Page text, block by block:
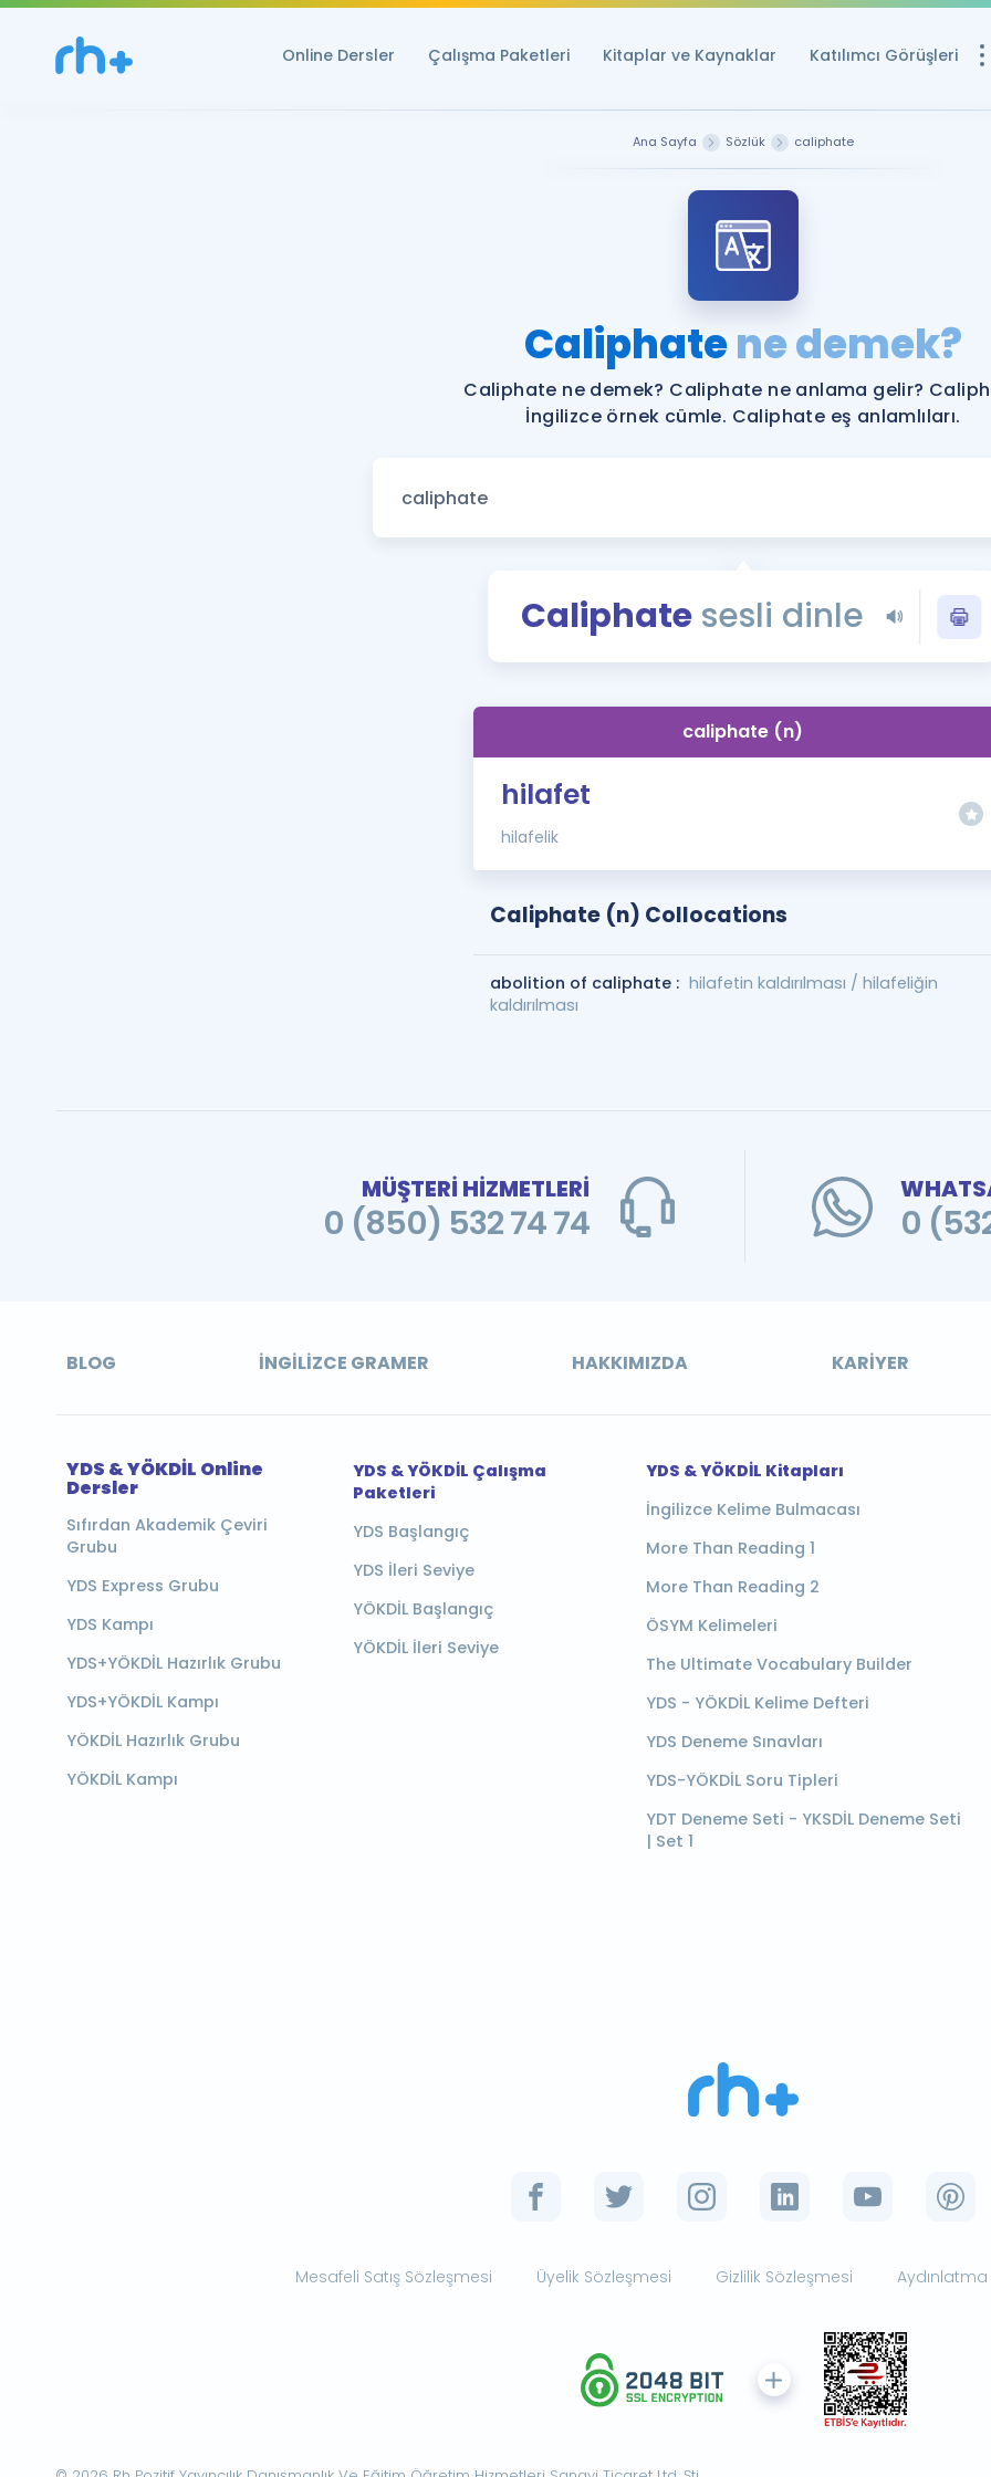
Online Dersler Çalışma Paketleri Kitaplar ve Kaynaklar Katılımcı Görüşleri
YDS ve YÖKDİL
YDS ve YÖKDİL'e
Tüm ÖSYM
YDS - YÖKDİL
İngilizce Gramer
Ana Sayfa Sözlük caliphate
Caliphatene demek?
Caliphate ne demek? Caliphate ne anlama gelir?
İngilizce örnek cümle. Caliphate eş anlamlıları.
Caliphate sesli dinle
caliphate (n)
hilafet
hilafelik
Caliphate (n) Collocations
abolition of caliphate : hilafetin kaldırılması / hilafeliğin
kaldırılması
MÜŞTERİ HİZMETLERİ
0 (850) 532 74 74 0
BLOG İNGILIZCE GRAMER HAKKIMIZDA KARIYER
YDS & YÖKDİL Online
Dersler
Sıfırdan Akademik Çeviri
Grubu
YDS Express Grubu
YDS Kampı
YDS+YÖKDİL Hazırlık Grubu
YDS+YÖKDİL Kampı
YÖKDİL Hazırlık Grubu
YÖKDİL Kampı
YDS & YÖKDİL Çalışma
Paketleri
YDS Başlangıç
YDS İleri Seviye
YÖKDİL Başlangıç
YÖKDİL İleri Seviye
YDS & YÖKDİL Kitapları
İngilizce Kelime Bulmacası
More Than Reading 1
More Than Reading 2
ÖSYM Kelimeleri
The Ultimate Vocabulary Builder
YDS - YÖKDİL Kelime Defteri
YDS Deneme Sınavları
YDS-YÖKDİL Soru Tipleri
YDT Deneme Seti - YKSDİL Deneme Seti
| Set 1
Mesafeli Satış Sözleşmesi Üyelik Sözleşmesi Gizlilik Sözleşmesi